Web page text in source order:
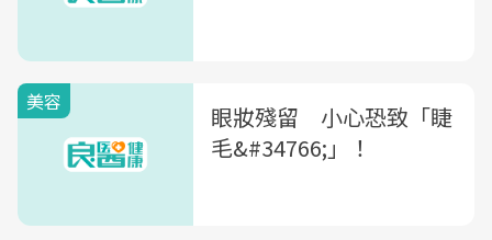
美容
眼妝殘留 小心恐致「睫
毛&#34766;」！